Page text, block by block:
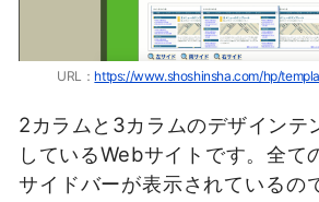
URL： https://www.shoshinsha.com/hp/
2カラムと3カラムのデザインテ
しているWebサイトです。全て
サイドバーが表示されているの